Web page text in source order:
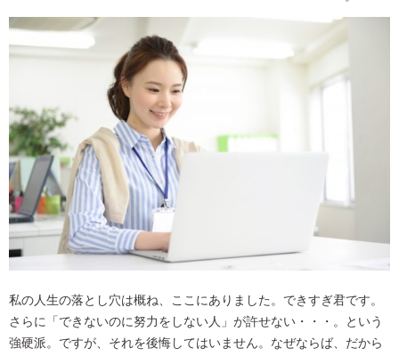
私の人生の落とし穴は概ね、ここにありました。できすぎ君です。
さらに「できないのに努力をしない人」が許せない・・・。という
強硬派。ですが、それを後悔してはいません。なぜならば、だから